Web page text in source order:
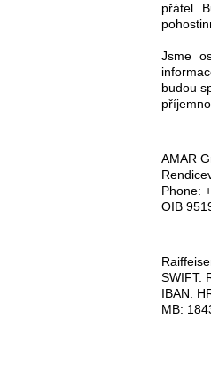
přátel.
Jsme
budou
AMAR
Phone:
OIB
SWIFT:
IBAN:
MB: